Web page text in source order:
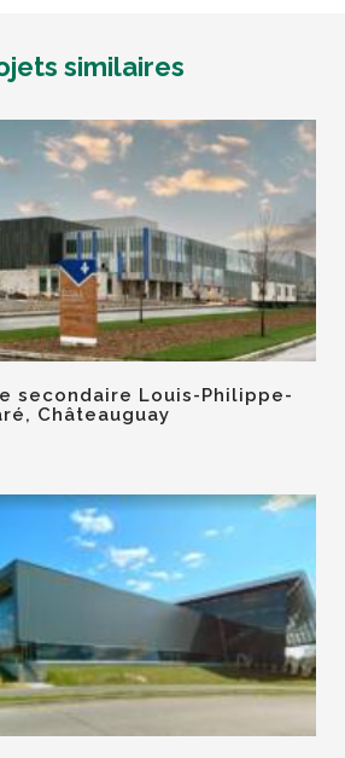
similaires
secondaire Louis-Philippe-
Châteauguay